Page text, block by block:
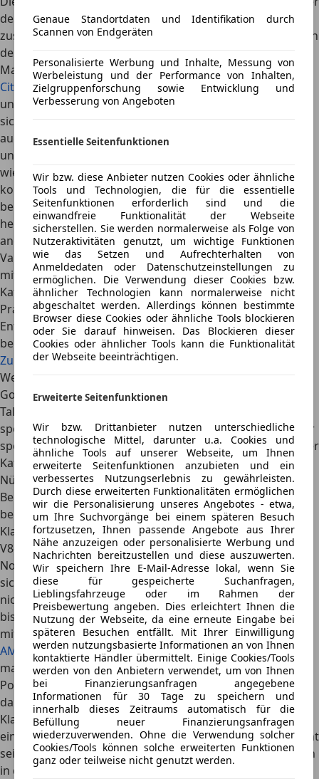
Genaue Standortdaten und Identifikation durch
Scannen von Endgeräten
Personalisierte Werbung und Inhalte, Messung von
Werbeleistung und der Performance von Inhalten,
Zielgruppenforschung sowie Entwicklung und
Verbesserung von Angeboten
Essentielle Seitenfunktionen
Wir bzw. diese Anbieter nutzen Cookies oder ähnliche
Tools und Technologien, die für die essentielle
Seitenfunktionen erforderlich sind und die
einwandfreie Funktionalität der Webseite
sicherstellen. Sie werden normalerweise als Folge von
Nutzeraktivitäten genutzt, um wichtige Funktionen
wie das Setzen und Aufrechterhalten von
Anmeldedaten oder Datenschutzeinstellungen zu
ermöglichen. Die Verwendung dieser Cookies bzw.
ähnlicher Technologien kann normalerweise nicht
abgeschaltet werden. Allerdings können bestimmte
Browser diese Cookies oder ähnliche Tools blockieren
oder Sie darauf hinweisen. Das Blockieren dieser
Cookies oder ähnlicher Tools kann die Funktionalität
der Webseite beeinträchtigen.
Erweiterte Seitenfunktionen
Wir bzw. Drittanbieter nutzen unterschiedliche
technologische Mittel, darunter u.a. Cookies und
ähnliche Tools auf unserer Webseite, um Ihnen
erweiterte Seitenfunktionen anzubieten und ein
verbessertes Nutzungserlebnis zu gewährleisten.
Durch diese erweiterten Funktionalitäten ermöglichen
wir die Personalisierung unseres Angebotes - etwa,
um Ihre Suchvorgänge bei einem späteren Besuch
fortzusetzen, Ihnen passende Angebote aus Ihrer
Nähe anzuzeigen oder personalisierte Werbung und
Nachrichten bereitzustellen und diese auszuwerten.
Wir speichern Ihre E-Mail-Adresse lokal, wenn Sie
diese für gespeicherte Suchanfragen,
Lieblingsfahrzeuge oder im Rahmen der
Preisbewertung angeben. Dies erleichtert Ihnen die
Nutzung der Webseite, da eine erneute Eingabe bei
späteren Besuchen entfällt. Mit Ihrer Einwilligung
werden nutzungsbasierte Informationen an von Ihnen
kontaktierte Händler übermittelt. Einige Cookies/Tools
werden von den Anbietern verwendet, um von Ihnen
bei Finanzierungsanfragen angegebene
Informationen für 30 Tage zu speichern und
innerhalb dieses Zeitraums automatisch für die
Befüllung neuer Finanzierungsanfragen
wiederzuverwenden. Ohne die Verwendung solcher
Cookies/Tools können solche erweiterten Funktionen
ganz oder teilweise nicht genutzt werden.
des gleichen Stammes. So bietet der Stellantis-Konzern
zusammen mit dem Partner Toyota gleich 5 bis 6 Varianten
des gleichen Fahrzeuges, nur zu unterscheiden am
Markenlogo im Kühlergrill an. Darunter fallen dann der
Citroen Berlingo, derToyota Proace , derOpel ComboLife
und auch derRiftervon Peugeot. Als Alternative lassen
sich
auch hier reden wir über Brüder auf der gleichen Basis -
und dann wäre da noch der
wiederum in Kürze auch als Ford Tourneo auf die Welt
kommt. Viele Marken, aber nur wenig echte Unterschiede
bei den Modellen. Dabei sindHochdach-Kombis die
heimlichen Sieger der Herzen für jede Familie. Keine
andere Fahrzeugklasse bietet mehr Laderaum, mehr
Variabilität je Euro Kaufpreis an
. Günstiger von A nach B
mit dem ganzen Hausstand? In den Urlaub mitHund,
Katze und Goldfisch? Hochdach-Kombis sind die echten
Pragmatiker unter denFamilienautos .
Entdecke jetzt die geräumigsten Autos mit Schiebetüren
bei AutoScout24
Zu den Modellen
Welcher große Kombi ist der sportlichste Kombi?
Good News für jeden, der Raumangebot und praktische
Talente eines Familien-Transporters mit den Genen eines
sportlichen PKW verbunden haben möchte. DerMarkt der
sportlichen Kombisist kein Markt für das Kleingeld aus der
Kaffeekasse, aber es gibt ihn und seine Vertreter bieten
Nürburgring-Atmosphäre für die ganze Familie.
Bei Mercedes-Benz sind es die AMG-Modelle. Das fängt
beim
AMG A45 klein an und geht über die sportliche C-
Klasse, die es gleich in zwei Leistungsstufen gibt, bis zum
V8-Brummer in der E-Klasse. Bei Mercedes-AMG bleibt die
Nomenklatur gleich und sowohl C als auch E schmücken
sich mit der Zahlenkombination 63. Die hat allerdings
nichts mehr mit dem Hubraum zu tun, sondern steht –
bislang - bei beiden Modellen für den V8 Turbobenziner
mit 4-Liter Hubraum. Allerdings steht der neueMercedes-
AMG C63kurz vor seiner Markteinführung und dort wird
man keine Achtzylinder mehr unter der mit den zwei
Powerdomes geschmückten Haube finden. Dort wird sich
dann ein Vierzylinder finden, der bislang in den kleinen
Klassen eingesetzt wurde. Kombiniert wird dieser mit
einem extrem kräftigen Elektromotor. Wir dürfen gespannt
sein, welche Performance-Werte diese Powerkombis dann
in den Asphalt stanzen.